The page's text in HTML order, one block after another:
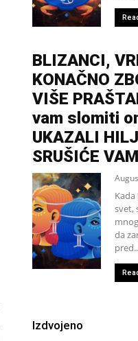
BLIZANCI,
KONAČNO
VIŠE
vam slomiti
UKAZALI
SRUŠIĆE
svet,
da
Izdvojeno